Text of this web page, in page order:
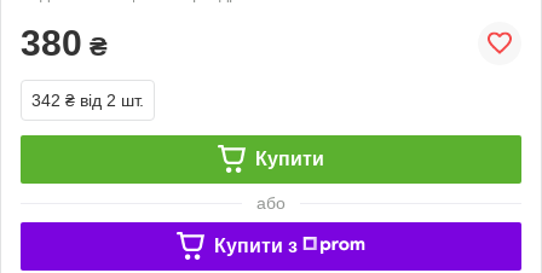
380 ₴
342 ₴ від 2 шт.
Купити
або
Купити з